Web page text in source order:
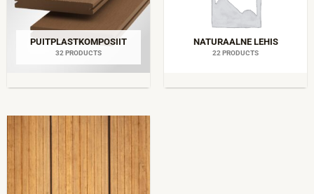
PUITPLASTKOMPOSIIT
32 PRODUCTS
NATURAALNE LEHIS
22 PRODUCTS